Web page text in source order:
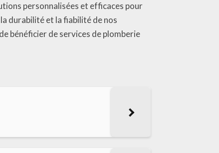
personnalisées et efficaces pour
durabilité et la fiabilité de nos
bénéficier de services de plomberie